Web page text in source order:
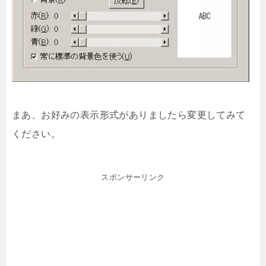
まあ、お好みの表示形式がありましたら変更してみて
ください。
スポンサーリンク